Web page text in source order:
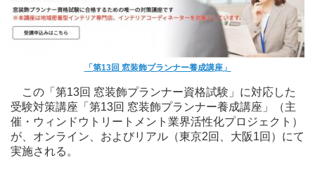
「第13回 窓装飾プランナー養成講座」
この「第13回 窓装飾プランナー資格試験」に対応した
受験対策講座「第13回 窓装飾プランナー養成講座」（主
催・ウィンドウトリートメント業界活性化プロジェクト）
が、オンライン、およびリアル（東京2回、大阪1回）にて
実施される。